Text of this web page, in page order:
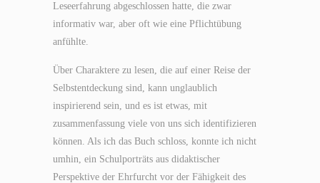
Leseerfahrung abgeschlossen hatte, die zwar
informativ war, aber oft wie eine Pflichtübung
anfühlte.
Über Charaktere zu lesen, die auf einer Reise der
Selbstentdeckung sind, kann unglaublich
inspirierend sein, und es ist etwas, mit
zusammenfassung viele von uns sich identifizieren
können. Als ich das Buch schloss, konnte ich nicht
umhin, ein Schulporträts aus didaktischer
Perspektive der Ehrfurcht vor der Fähigkeit des